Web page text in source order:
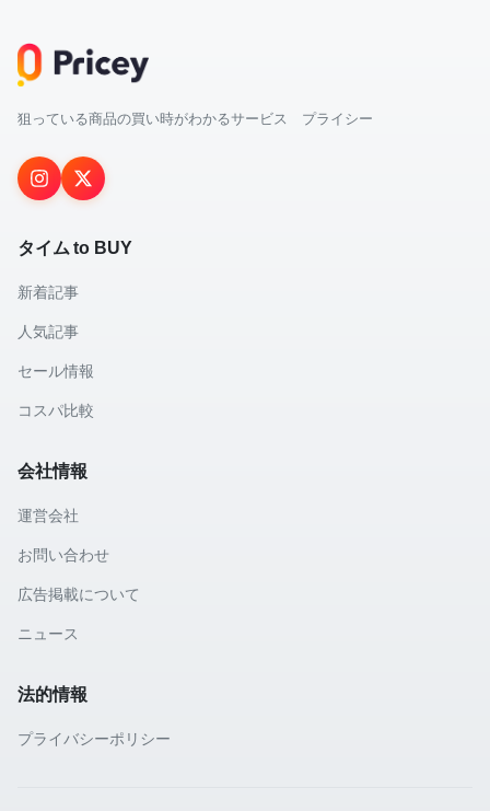
狙っている商品の買い時がわかるサービス プライシー
タイム to BUY
新着記事
人気記事
セール情報
コスパ比較
会社情報
運営会社
お問い合わせ
広告掲載について
ニュース
法的情報
プライバシーポリシー